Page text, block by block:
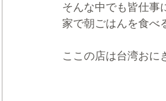
そんな中でも皆仕事
家で朝ごはんを食べ
ここの店は台湾おに